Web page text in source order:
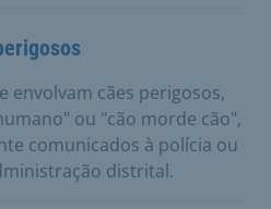
envolvam cães perigosos,
ou "cão morde cão",
comunicados à polícia ou
distrital.